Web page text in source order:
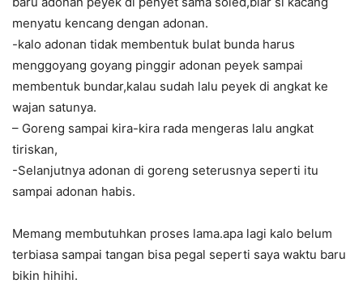
menyatu kencang dengan adonan.
-kalo adonan tidak membentuk bulat bunda harus
menggoyang goyang pinggir adonan peyek sampai
membentuk bundar,kalau sudah lalu peyek di angkat ke
wajan satunya.
– Goreng sampai kira-kira rada mengeras lalu angkat
tiriskan,
-Selanjutnya adonan di goreng seterusnya seperti itu
sampai adonan habis.
Memang membutuhkan proses lama.apa lagi kalo belum
terbiasa sampai tangan bisa pegal seperti saya waktu baru
bikin hihihi.